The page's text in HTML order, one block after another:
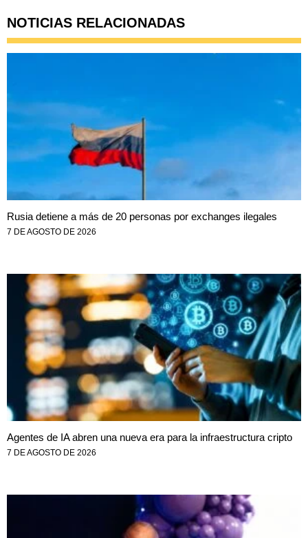
NOTICIAS RELACIONADAS
Rusia detiene a más de 20 personas por exchanges ilegales
7 DE AGOSTO DE 2026
Agentes de IA abren una nueva era para la infraestructura cripto
7 DE AGOSTO DE 2026